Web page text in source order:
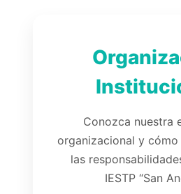
Conozca nuestra
organizacional y
las
IESTP “San